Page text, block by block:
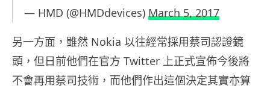
— HMD (@HMDdevices) March 5, 2017
另一方面，雖然 Nokia 以往經常採用蔡司認證鏡
頭，但日前他們在官方 Twitter 上正式宣佈今後將
不會再用蔡司技術，而他們作出這個決定其實亦算